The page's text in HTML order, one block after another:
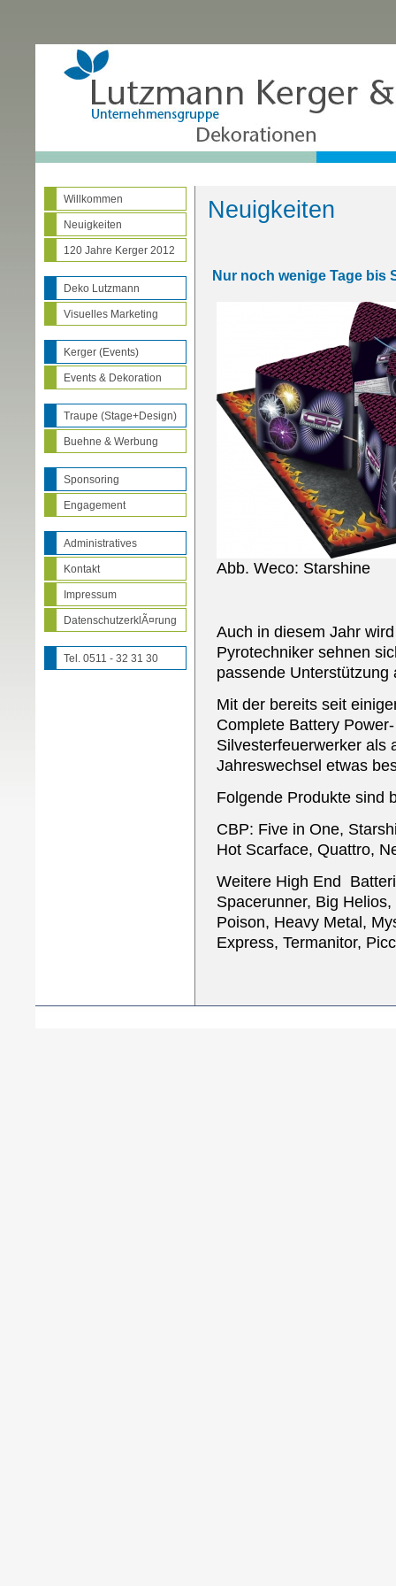
Willkommen
Neuigkeiten
120 Jahre Kerger 2012
Deko Lutzmann
Visuelles Marketing
Kerger (Events)
Events & Dekoration
Traupe (Stage+Design)
Buehne & Werbung
Sponsoring
Engagement
Administratives
Kontakt
Impressum
DatenschutzerklÃ¤rung
Tel. 0511 - 32 31 30
Neuigkeiten
Nur noch wenige Tage bis
Abb. Weco: Starshine
Auch in diesem Jahr
Pyrotechniker sehnen
passende
Mit der bereits seit
Complete Battery
Silvesterfeuerwerker als
Jahreswechsel etwas
Folgende Produkte sind
CBP: Five in One,
Hot Scarface, Quattro,
Weitere High End
Spacerunner, Big
Poison, Heavy Metal,
Express, Termanitor,